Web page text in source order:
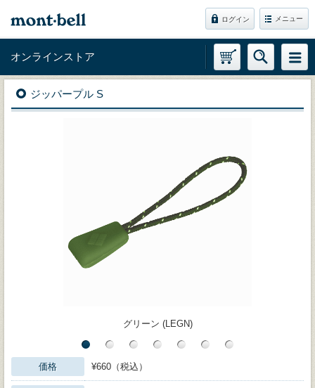
ログイン メニュー
オンラインストア
ジッパープル S
グリーン (LEGN)
価格 ¥660（税込）